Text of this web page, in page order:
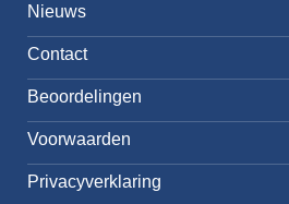
Nieuws
Contact
Beoordelingen
Voorwaarden
Privacyverklaring